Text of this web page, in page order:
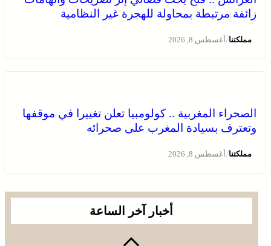
زائفة مرتبطة بمحاولة للهجرة غير النظامية
مملكتنا/أغسطس 8, 2026
الصحراء المغربية .. كولومبيا تعلن تغييرا في موقفها
وتعترف بسيادة المغرب على صحرائه
مملكتنا/أغسطس 8, 2026
أخبار آخر الساعة